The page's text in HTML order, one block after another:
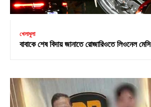
খেলাধুলা
বাবাকে শেষ বিদায় জানাতে রোজারিওতে লিওনেল মেসি